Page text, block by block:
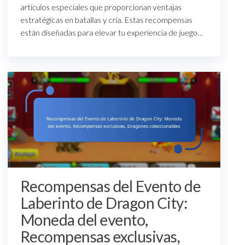
artículos especiales que proporcionan ventajas
estratégicas en batallas y cría. Estas recompensas
están diseñadas para elevar tu experiencia de juego…
Recompensas del Evento de
Laberinto de Dragon City:
Moneda del evento,
Recompensas exclusivas,